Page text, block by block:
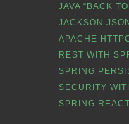
JAVA “BACK
JACKSON
APACHE
REST WITH
SPRING
SECURITY
SPRING